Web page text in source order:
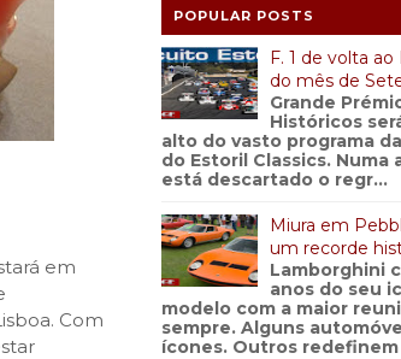
em
Com
POPULAR POSTS
F. 1 de volta
do mês de
Grande
Históricos
alto do vasto programa
do Estoril Classics. Numa
está descartado o regr...
Miura em
um recorde
Lamborghini
anos do seu
modelo com a maior
sempre. Alguns
ícones. Outros redefinem